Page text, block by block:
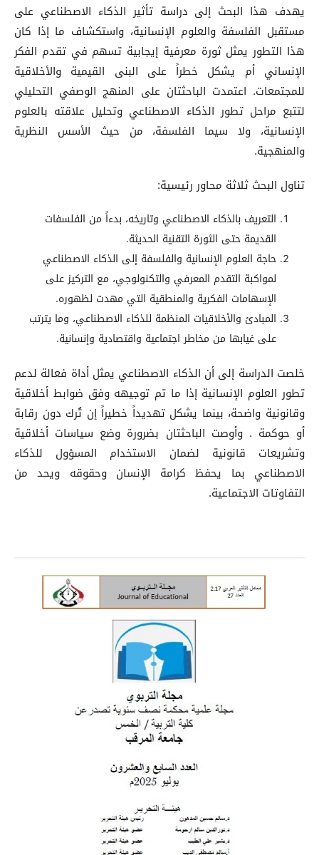
يهدف هذا البحث إلى دراسة تأثير الذكاء الاصطناعي على
مستقبل الفلسفة والعلوم الإنسانية، واستكشاف ما إذا كان
هذا التطور يمثل ثورة معرفية إيجابية تسهم في تقدم الفكر
الإنساني أم يشكل خطراً على البنى القيمية والأخلاقية
للمجتمعات. اعتمدت الباحثتان على المنهج الوصفي التحليلي
لتتبع مراحل تطور الذكاء الاصطناعي وتحليل علاقته بالعلوم
الإنسانية، ولا سيما الفلسفة، من حيث الأسس النظرية
والمنهجية.
تناول البحث ثلاثة محاور رئيسية:
التعريف بالذكاء الاصطناعي وتاريخه، بدءاً من الفلسفات
القديمة حتى الثورة التقنية الحديثة.
حاجة العلوم الإنسانية والفلسفة إلى الذكاء الاصطناعي
لمواكبة التقدم المعرفي والتكنولوجي، مع التركيز على
الإسهامات الفكرية والمنطقية التي مهدت لظهوره.
المبادئ والأخلاقيات المنظمة للذكاء الاصطناعي، وما يترتب
على غيابها من مخاطر اجتماعية واقتصادية وإنسانية.
خلصت الدراسة إلى أن الذكاء الاصطناعي يمثل أداة فعالة لدعم
تطور العلوم الإنسانية إذا ما تم توجيهه وفق ضوابط أخلاقية
وقانونية واضحة، بينما يشكل تهديداً خطيراً إن تُرك دون رقابة
أو حوكمة . وأوصت الباحثتان بضرورة وضع سياسات أخلاقية
وتشريعات قانونية لضمان الاستخدام المسؤول للذكاء
الاصطناعي بما يحفظ كرامة الإنسان وحقوقه ويحد من
التفاوتات الاجتماعية.